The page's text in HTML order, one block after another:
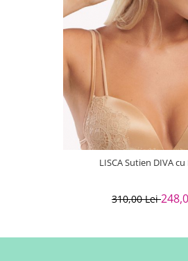
LISCA Sutien DIVA cu
310,00 Lei